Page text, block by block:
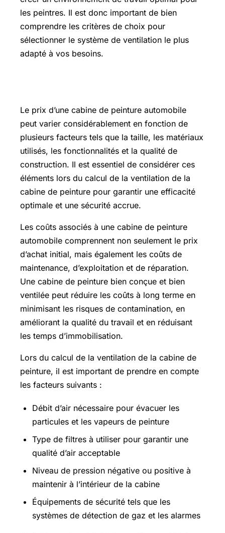
les peintres. Il est donc important de bien
comprendre les critères de choix pour
sélectionner le système de ventilation le plus
adapté à vos besoins.
Le prix d’une cabine de peinture automobile
peut varier considérablement en fonction de
plusieurs facteurs tels que la taille, les matériaux
utilisés, les fonctionnalités et la qualité de
construction. Il est essentiel de considérer ces
éléments lors du calcul de la ventilation de la
cabine de peinture pour garantir une efficacité
optimale et une sécurité accrue.
Les coûts associés à une cabine de peinture
automobile comprennent non seulement le prix
d’achat initial, mais également les coûts de
maintenance, d’exploitation et de réparation.
Une cabine de peinture bien conçue et bien
ventilée peut réduire les coûts à long terme en
minimisant les risques de contamination, en
améliorant la qualité du travail et en réduisant
les temps d’immobilisation.
Lors du calcul de la ventilation de la cabine de
peinture, il est important de prendre en compte
les facteurs suivants :
Débit d’air nécessaire pour évacuer les
particules et les vapeurs de peinture
Type de filtres à utiliser pour garantir une
qualité d’air acceptable
Niveau de pression négative ou positive à
maintenir à l’intérieur de la cabine
Équipements de sécurité tels que les
systèmes de détection de gaz et les alarmes